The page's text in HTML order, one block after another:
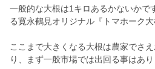
一般的な大根は1キロあるかないかで
る寛永鶴見オリジナル『トマホーク大
ここまで大きくなる大根は農家でさ
り、まず一般市場では出回る事はあり